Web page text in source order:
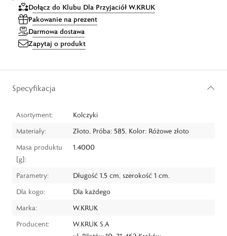
Dołącz do Klubu Dla Przyjaciół W.KRUK
Pakowanie na prezent
Darmowa dostawa
Zapytaj o produkt
Specyfikacja
Asortyment:
Kolczyki
Materiały:
Złoto, Próba: 585, Kolor: Różowe złoto
Masa produktu
[g]:
1.4000
Parametry:
Długość 1,5 cm, szerokość 1 cm.
Dla kogo:
Dla każdego
Marka:
W.KRUK
Producent:
W.KRUK S.A